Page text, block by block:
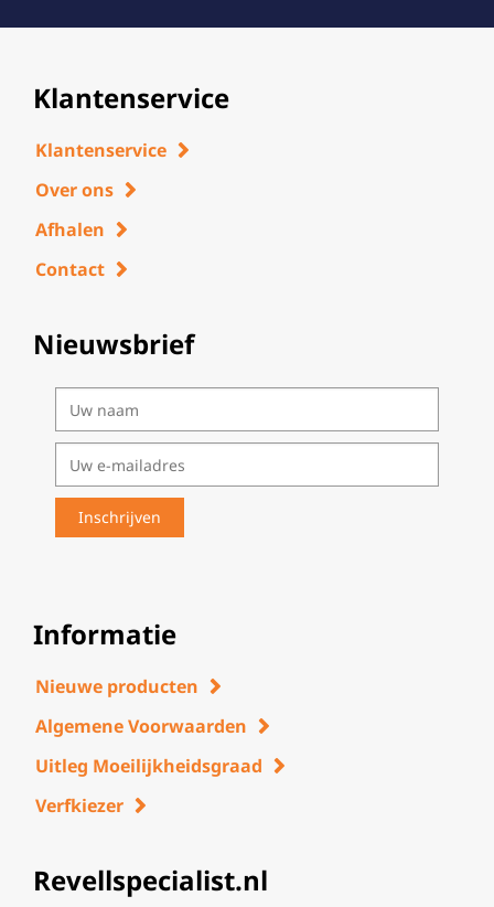
Klantenservice
Klantenservice
Over ons
Afhalen
Contact
Nieuwsbrief
Informatie
Nieuwe producten
Algemene Voorwaarden
Uitleg Moeilijkheidsgraad
Verfkiezer
Revellspecialist.nl